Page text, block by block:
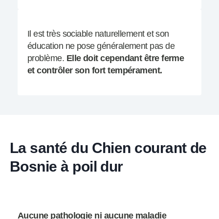
Il est très sociable naturellement et son
éducation ne pose généralement pas de
problème. Elle doit cependant être ferme
et contrôler son fort tempérament.
La santé du Chien courant de
Bosnie à poil dur
Aucune pathologie ni aucune maladie